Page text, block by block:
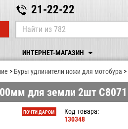
21-22-22
ИНТЕРНЕТ-МАГАЗИН
Буры удлинители ножи для мотобура
для земли 2шт C8071
ПОЧТИ ДАРОМ
Код товара:
130348